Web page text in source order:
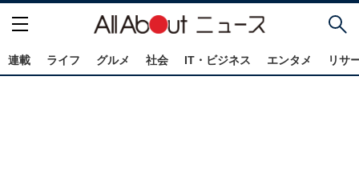
連載 ライフ グルメ 社会 IT・ビジネス エンタメ リサ